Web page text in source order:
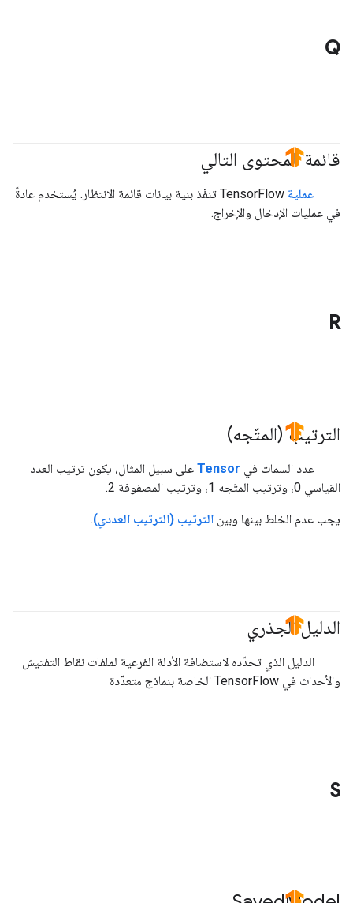
Q
قائمة المحتوى التالي
#TensorFlow
عملية
TensorFlow تنفّذ بنية بيانات قائمة الانتظار. يُستخدم عادةً
في عمليات الإدخال والإخراج.
R
الترتيب (المتّجه)
عدد السمات في Tensor على سبيل المثال، يكون ترتيب العدد
القياسي 0، وترتيب المتّجه 1، وترتيب المصفوفة 2.
يجب عدم الخلط بينها وبين الترتيب (الترتيب العددي).
الدليل الجذري
#TensorFlow
الدليل الذي تحدّده لاستضافة الأدلة الفرعية لملفات نقاط التفتيش
والأحداث في TensorFlow الخاصة بنماذج متعدّدة
S
#TensorFlow